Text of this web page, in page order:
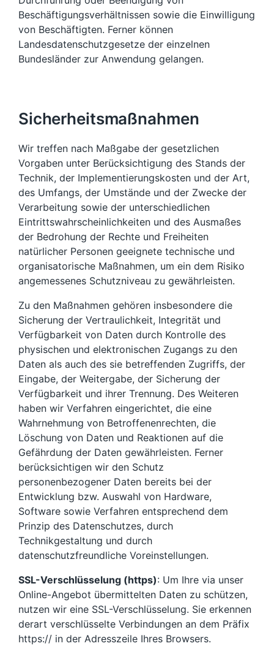
Beschäftigungsverhältnissen sowie die Einwilligung
von Beschäftigten. Ferner können
Landesdatenschutzgesetze der einzelnen
Bundesländer zur Anwendung gelangen.
Sicherheitsmaßnahmen
Wir treffen nach Maßgabe der gesetzlichen
Vorgaben unter Berücksichtigung des Stands der
Technik, der Implementierungskosten und der Art,
des Umfangs, der Umstände und der Zwecke der
Verarbeitung sowie der unterschiedlichen
Eintrittswahrscheinlichkeiten und des Ausmaßes
der Bedrohung der Rechte und Freiheiten
natürlicher Personen geeignete technische und
organisatorische Maßnahmen, um ein dem Risiko
angemessenes Schutzniveau zu gewährleisten.
Zu den Maßnahmen gehören insbesondere die
Sicherung der Vertraulichkeit, Integrität und
Verfügbarkeit von Daten durch Kontrolle des
physischen und elektronischen Zugangs zu den
Daten als auch des sie betreffenden Zugriffs, der
Eingabe, der Weitergabe, der Sicherung der
Verfügbarkeit und ihrer Trennung. Des Weiteren
haben wir Verfahren eingerichtet, die eine
Wahrnehmung von Betroffenenrechten, die
Löschung von Daten und Reaktionen auf die
Gefährdung der Daten gewährleisten. Ferner
berücksichtigen wir den Schutz
personenbezogener Daten bereits bei der
Entwicklung bzw. Auswahl von Hardware,
Software sowie Verfahren entsprechend dem
Prinzip des Datenschutzes, durch
Technikgestaltung und durch
datenschutzfreundliche Voreinstellungen.
SSL-Verschlüsselung (https): Um Ihre via unser
Online-Angebot übermittelten Daten zu schützen,
nutzen wir eine SSL-Verschlüsselung. Sie erkennen
derart verschlüsselte Verbindungen an dem Präfix
https:// in der Adresszeile Ihres Browsers.